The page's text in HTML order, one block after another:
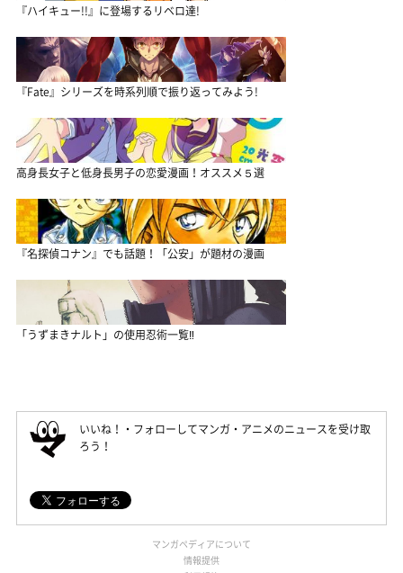
『ハイキュー!!』に登場するリベロ達!
『Fate』シリーズを時系列順で振り返ってみよう!
高身長女子と低身長男子の恋愛漫画！オススメ５選
『名探偵コナン』でも話題！「公安」が題材の漫画
「うずまきナルト」の使用忍術一覧‼
いいね！・フォローしてマンガ・アニメのニュースを受け取
ろう！
マンガペディアについて
情報提供